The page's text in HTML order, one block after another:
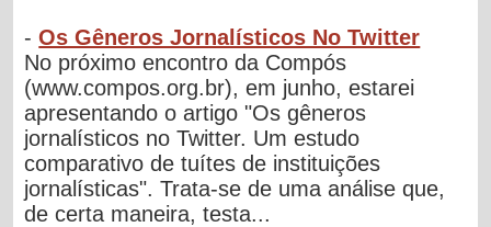
-Os Gêneros Jornalísticos No Twitter
No próximo encontro da Compós
(www.compos.org.br), em junho, estarei
apresentando o artigo "Os gêneros
jornalísticos no Twitter. Um estudo
comparativo de tuítes de instituições
jornalísticas". Trata-se de uma análise que,
de certa maneira, testa...